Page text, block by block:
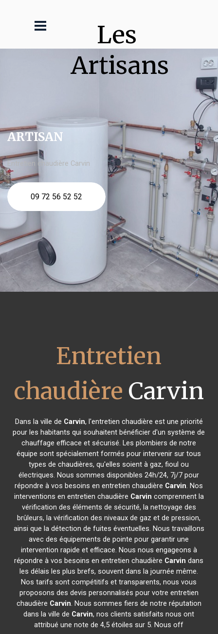
Les
Artisans
ARTISAN
Entretien chaudière Carvin
09 72 56 52 52
Entretien
chaudière Carvin
Dans la ville de Carvin, l'entretien chaudière est une priorité
pour les habitants qui souhaitent bénéficier d'un système de
chauffage efficace et sécurisé. Les plombiers de notre
équipe sont spécialement formés pour intervenir sur tous
types de chaudières, qu'elles soient à gaz, fioul ou
électriques. Nous sommes disponibles 24h/24, 7j/7 pour
répondre à vos besoins en entretien chaudière Carvin. Nos
interventions en entretien chaudière Carvin comprennent la
vérification des éléments de sécurité, la nettoyage des
brûleurs, la vérification des niveaux de gaz et de pression,
ainsi que la détection de fuites éventuelles. Nous travaillons
avec des équipements de pointe pour garantir une
intervention rapide et efficace. Nous nous engageons à
répondre à vos besoins en entretien chaudière Carvin dans
les délais les plus brefs, souvent dans la journée même.
Nos tarifs sont compétitifs et transparents, nous vous
proposons des devis personnalisés pour votre entretien
chaudière Carvin. Nous sommes fiers de notre réputation
dans la ville de Carvin, nos clients satisfaits nous ont
attribué une note de 4,5 étoiles sur 5. Nous off